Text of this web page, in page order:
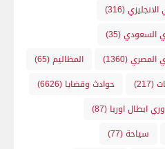
الانجليزي(316)
السعودي(35)
المصري(1360) المظاليم(65)
(217) حوادث وقضايا (6626)
ابطال اوربا (87)
سياحة(77)